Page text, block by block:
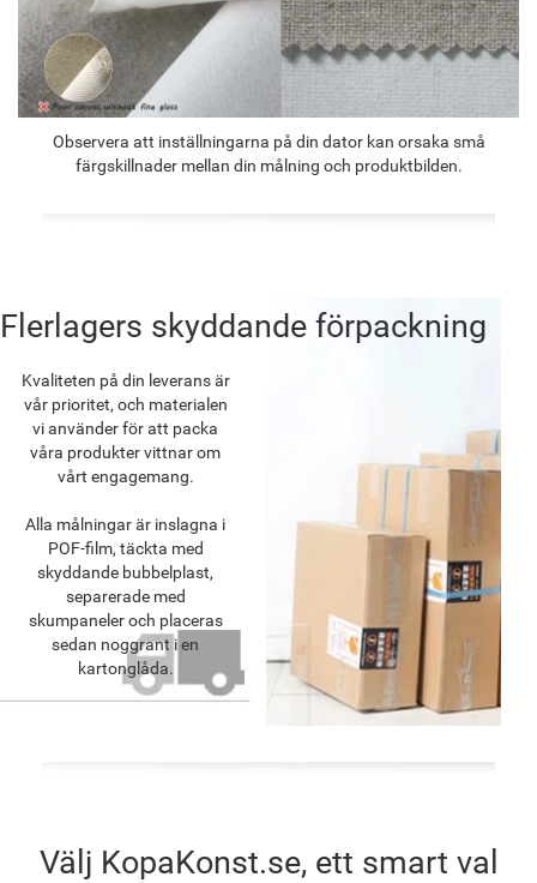
Observera att inställningarna på din dator kan orsaka små
färgskillnader mellan din målning och produktbilden.
Flerlagers skyddande förpackning
Kvaliteten på din leverans är
vår prioritet, och materialen
vi använder för att packa
våra produkter vittnar om
vårt engagemang.
Alla målningar är inslagna i
POF-film, täckta med
skyddande bubbelplast,
separerade med
skumpaneler och placeras
sedan noggrant i en
kartonglåda.
Välj KopaKonst.se, ett smart val